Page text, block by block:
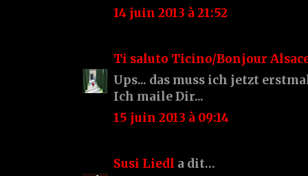
14 juin 2013 à 21:52
Ti saluto Ticino/Bonjour
Ups... das muss ich jetzt
Ich maile Dir...
15 juin 2013 à 09:14
Susi Liedl a dit…